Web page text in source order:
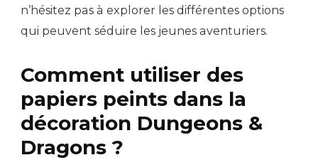
n’hésitez pas à explorer les différentes options
qui peuvent séduire les jeunes aventuriers.
Comment utiliser des
papiers peints dans la
décoration Dungeons &
Dragons ?